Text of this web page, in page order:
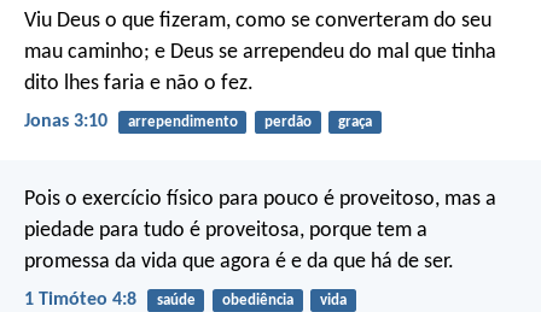
Viu Deus o que fizeram, como se converteram do seu
mau caminho; e Deus se arrependeu do mal que tinha
dito lhes faria e não o fez.
Jonas 3:10 arrependimento perdão graça
Pois o exercício físico para pouco é proveitoso, mas a
piedade para tudo é proveitosa, porque tem a
promessa da vida que agora é e da que há de ser.
1 Timóteo 4:8 saúde obediência vida